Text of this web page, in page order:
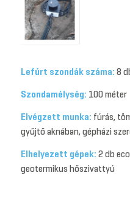
Lefúrt szondák száma: 8
Szondamélység: 100 méter
Elvégzett munka: fúrás,
gyűjtő aknában, gépházi
Elhelyezett gépek: 2 db
geotermikus hőszivattyú